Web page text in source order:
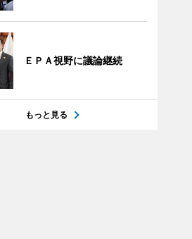
ＥＰＡ視野に議論継続
もっと見る